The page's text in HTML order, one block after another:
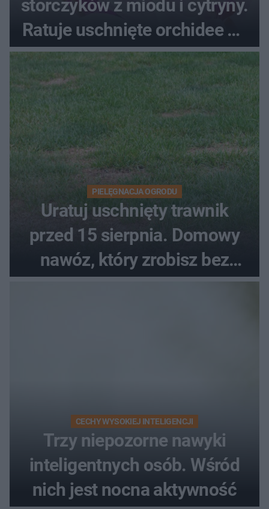
storczyków z miodu i cytryny.
Ratuje uschnięte orchidee po
upałach
PIELĘGNACJA OGRODU
Uratuj uschnięty trawnik
przed 15 sierpnia. Domowy
nawóz, który zrobisz bez
wydawania pieniędzy
CECHY WYSOKIEJ INTELIGENCJI
Trzy niepozorne nawyki
inteligentnych osób. Wśród
nich jest nocna aktywność